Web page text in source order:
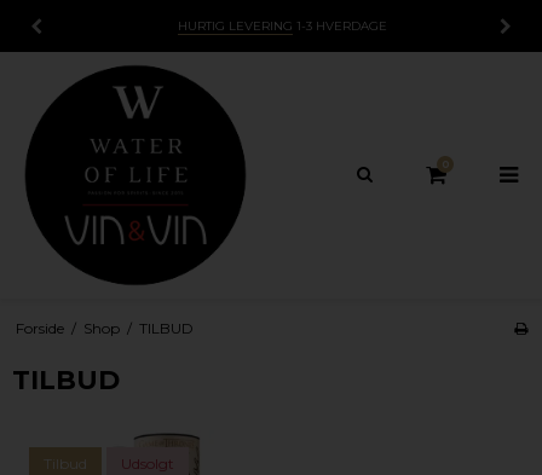
15 DAGESFORTRYDELSESRET
0
Forside / Shop / TILBUD
TILBUD
Tilbud Udsolgt